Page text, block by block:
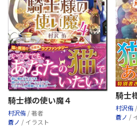
騎士様の使い魔４
村沢侑 / 著者
蒼ノ / イラスト
騎士
村沢侑
蒼ノ /